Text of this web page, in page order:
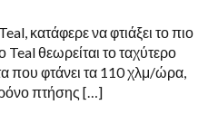
κατάφερε να φτιάξει το πιο
θεωρείται το ταχύτερο
που φτάνει τα 110 χλμ/ώρα,
πτήσης […]